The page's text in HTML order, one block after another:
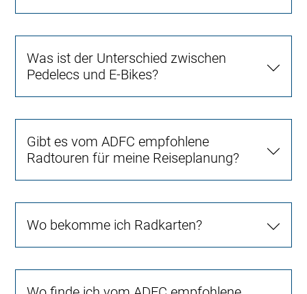
Was ist der Unterschied zwischen
Pedelecs und E-Bikes?
Gibt es vom ADFC empfohlene
Radtouren für meine Reiseplanung?
Wo bekomme ich Radkarten?